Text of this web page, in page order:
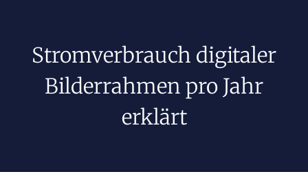
Stromverbrauch digitaler
Bilderrahmen pro Jahr
erklärt